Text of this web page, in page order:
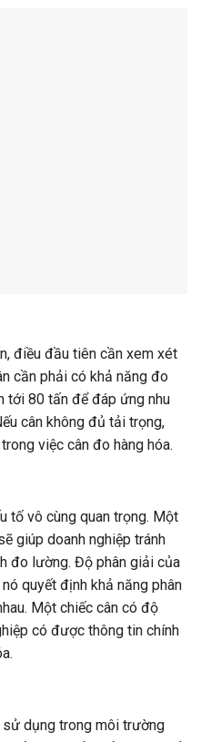
điều đầu tiên cần xem xét
cần phải có khả năng đo
tới 80 tấn để đáp ứng nhu
cân không đủ tải trọng,
việc cân đo hàng hóa.
tố vô cùng quan trọng. Một
giúp doanh nghiệp tránh
đo lường. Độ phân giải của
quyết định khả năng phân
Một chiếc cân có độ
có được thông tin chính
dụng trong môi trường